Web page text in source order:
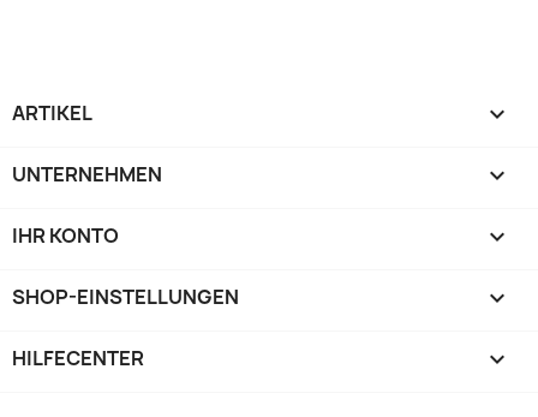
ARTIKEL 
UNTERNEHMEN 
IHR KONTO 
SHOP-EINSTELLUNGEN keyboard_arrow_down
HILFECENTER 